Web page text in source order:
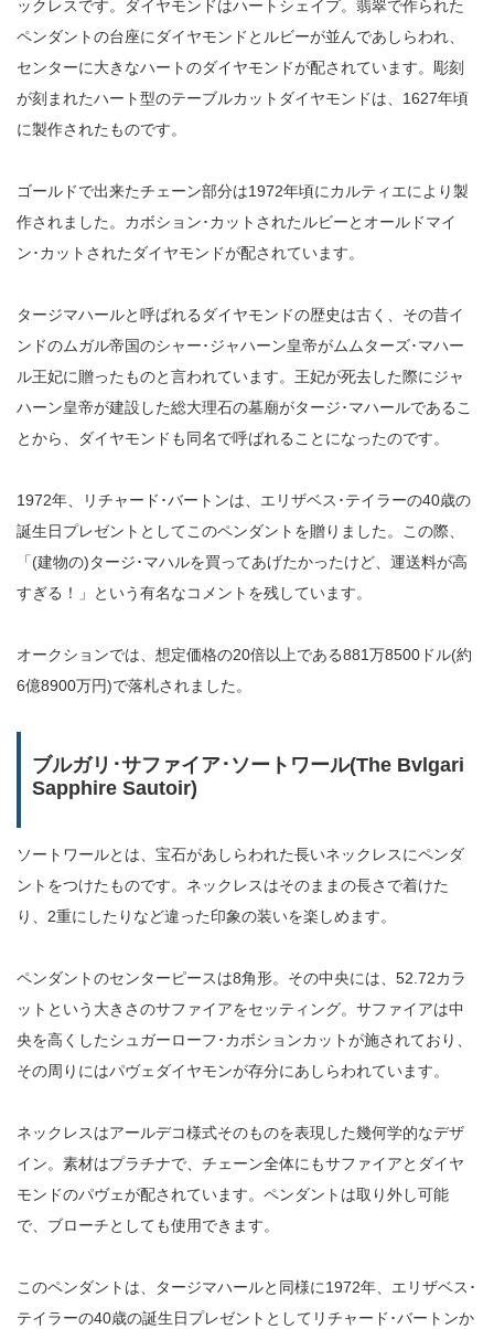
ックレスです。ダイヤモンドはハートシェイプ。翡翠で作られた
ペンダントの台座にダイヤモンドとルビーが並んであしらわれ、
センターに大きなハートのダイヤモンドが配されています。彫刻
が刻まれたハート型のテーブルカットダイヤモンドは、1627年頃
に製作されたものです。
ゴールドで出来たチェーン部分は1972年頃にカルティエにより製
作されました。カボション･カットされたルビーとオールドマイ
ン･カットされたダイヤモンドが配されています。
タージマハールと呼ばれるダイヤモンドの歴史は古く、その昔イ
ンドのムガル帝国のシャー･ジャハーン皇帝がムムターズ･マハー
ル王妃に贈ったものと言われています。王妃が死去した際にジャ
ハーン皇帝が建設した総大理石の墓廟がタージ･マハールであるこ
とから、ダイヤモンドも同名で呼ばれることになったのです。
1972年、リチャード･バートンは、エリザベス･テイラーの40歳の
誕生日プレゼントとしてこのペンダントを贈りました。この際、
「(建物の)タージ･マハルを買ってあげたかったけど、運送料が高
すぎる！」という有名なコメントを残しています。
オークションでは、想定価格の20倍以上である881万8500ドル(約
6億8900万円)で落札されました。
ブルガリ･サファイア･ソートワール(The Bvlgari
Sapphire Sautoir)
ソートワールとは、宝石があしらわれた長いネックレスにペンダ
ントをつけたものです。ネックレスはそのままの長さで着けた
り、2重にしたりなど違った印象の装いを楽しめます。
ペンダントのセンターピースは8角形。その中央には、52.72カラ
ットという大きさのサファイアをセッティング。サファイアは中
央を高くしたシュガーローフ･カボションカットが施されており、
その周りにはパヴェダイヤモンが存分にあしらわれています。
ネックレスはアールデコ様式そのものを表現した幾何学的なデザ
イン。素材はプラチナで、チェーン全体にもサファイアとダイヤ
モンドのパヴェが配されています。ペンダントは取り外し可能
で、ブローチとしても使用できます。
このペンダントは、タージマハールと同様に1972年、エリザベス･
テイラーの40歳の誕生日プレゼントとしてリチャード･バートンか